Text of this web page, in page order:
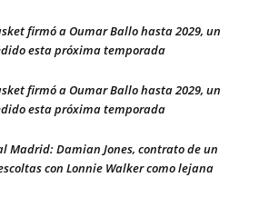
firmó a Oumar Ballo hasta 2029, un
esta próxima temporada
firmó a Oumar Ballo hasta 2029, un
esta próxima temporada
Madrid: Damian Jones, contrato de un
con Lonnie Walker como lejana